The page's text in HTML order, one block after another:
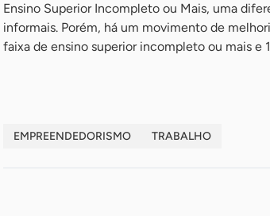
Ensino Superior Incompleto ou Mais, uma
informais. Porém, há um movimento de
faixa de ensino superior incompleto ou mais e
EMPREENDEDORISMO TRABALHO